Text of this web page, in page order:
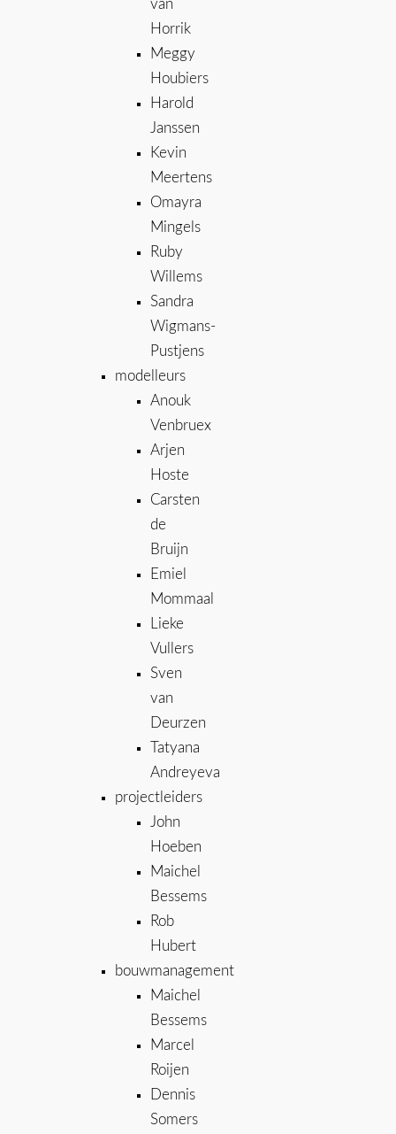
van
Horrik
Meggy
Houbiers
Harold
Janssen
Kevin
Meertens
Omayra
Mingels
Ruby
Willems
Sandra
Wigmans-
Pustjens
modelleurs
Anouk
Venbruex
Arjen
Hoste
Carsten
de
Bruijn
Emiel
Mommaal
Lieke
Vullers
Sven
van
Deurzen
Tatyana
Andreyeva
projectleiders
John
Hoeben
Maichel
Bessems
Rob
Hubert
bouwmanagement
Maichel
Bessems
Marcel
Roijen
Dennis
Somers